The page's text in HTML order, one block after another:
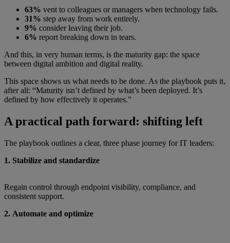
63% vent to colleagues or managers when technology fails.
31% step away from work entirely.
9% consider leaving their job.
6% report breaking down in tears.
And this, in very human terms, is the maturity gap: the space
between digital ambition and digital reality.
This space shows us what needs to be done. As the playbook puts it,
after all: “Maturity isn’t defined by what’s been deployed. It’s
defined by how effectively it operates.”
A practical path forward: shifting left
The playbook outlines a clear, three phase journey for IT leaders:
1. Stabilize and standardize
Regain control through endpoint visibility, compliance, and
consistent support.
2. Automate and optimize